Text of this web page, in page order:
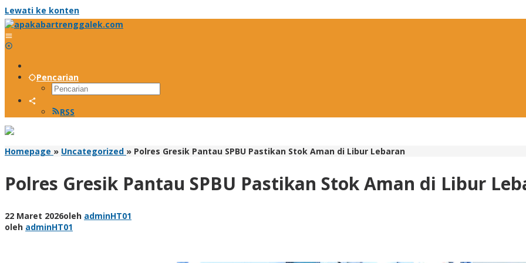
Lewati ke konten
Pencarian
RSS
Homepage » Uncategorized » Polres Gresik Pantau SPBU Pastikan Stok Aman di Libur Lebaran
Polres Gresik Pantau SPBU Pastikan Stok Aman di Libur
22 Maret 2026oleh adminHT01
oleh adminHT01